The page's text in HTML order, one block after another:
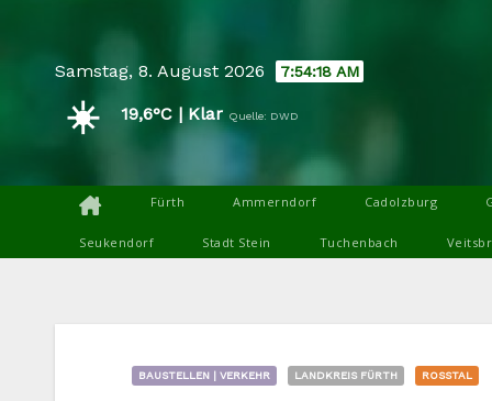
contentSamstag, 8. August 2026 7:54:19 AM
☀️ 19,6°C | Klar Quelle: DWD
Fürth Ammerndorf Cadolzburg
Seukendorf Stadt Stein Tuchenbach
BAUSTELLEN | VERKEHR LANDKREIS FÜRTH ROSSTAL